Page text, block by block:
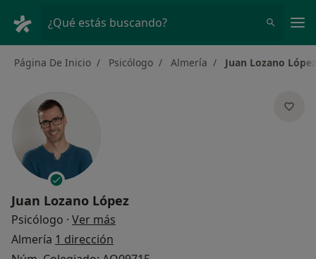
¿Qué estás buscando?
Página De Inicio Psicólogo Almería Juan Lozano López
Juan Lozano López
Psicólogo · Ver más
Almería 1 dirección